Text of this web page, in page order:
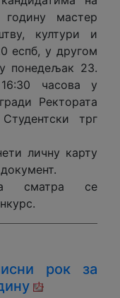
мастер
култури и
еспб, у другом
понедељак 23.
часова у
Ректората
трг
личну карту
сматра се
рок за